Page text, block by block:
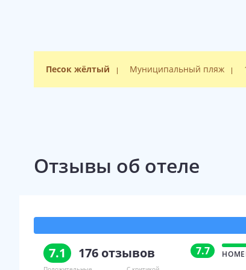
Песок жёлтый Муниципальный пляж
Отзывы об отеле
7.1 176 отзывов 7.7